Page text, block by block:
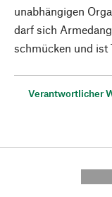
unabhängigen
darf sich
schmücken und ist
Verantwortlicher